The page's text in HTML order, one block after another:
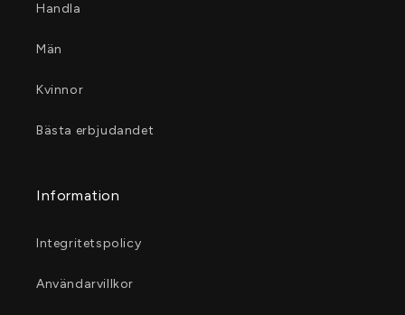
Handla
Män
Kvinnor
Bästa erbjudandet
Information
Integritetspolicy
Användarvillkor